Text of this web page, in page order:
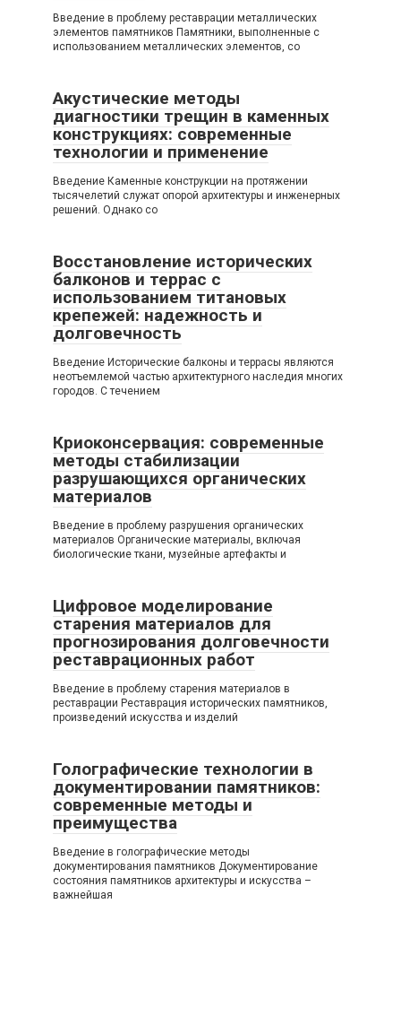
Введение в проблему реставрации металлических
элементов памятников Памятники, выполненные с
использованием металлических элементов, со
Акустические методы
диагностики трещин в каменных
конструкциях: современные
технологии и применение
Введение Каменные конструкции на протяжении
тысячелетий служат опорой архитектуры и инженерных
решений. Однако со
Восстановление исторических
балконов и террас с
использованием титановых
крепежей: надежность и
долговечность
Введение Исторические балконы и террасы являются
неотъемлемой частью архитектурного наследия многих
городов. С течением
Криоконсервация: современные
методы стабилизации
разрушающихся органических
материалов
Введение в проблему разрушения органических
материалов Органические материалы, включая
биологические ткани, музейные артефакты и
Цифровое моделирование
старения материалов для
прогнозирования долговечности
реставрационных работ
Введение в проблему старения материалов в
реставрации Реставрация исторических памятников,
произведений искусства и изделий
Голографические технологии в
документировании памятников:
современные методы и
преимущества
Введение в голографические методы
документирования памятников Документирование
состояния памятников архитектуры и искусства –
важнейшая